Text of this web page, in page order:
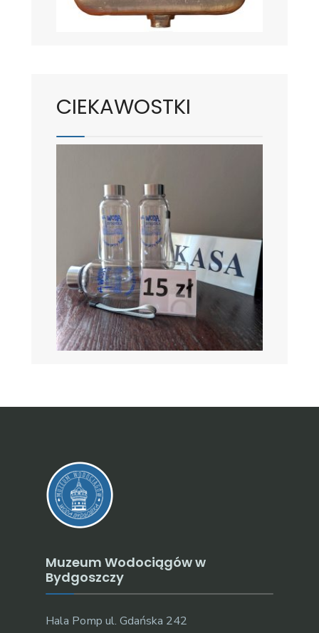
CIEKAWOSTKI
Muzeum Wodociągów w
Bydgoszczy
Hala Pomp ul. Gdańska 242